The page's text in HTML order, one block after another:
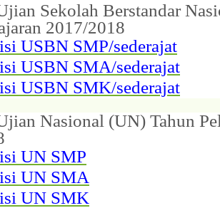
Sekolah Berstandar
2017/2018
USBN SMP/sederajat
USBN SMA/sederajat
USBN SMK/sederajat
Nasional (UN) Tahun
UN SMP
UN SMA
UN SMK